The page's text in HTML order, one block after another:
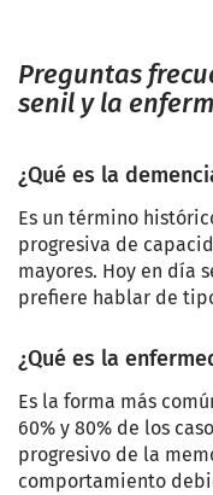
Preguntas
senil y la
¿Qué es la
Es un término
progresiva de
mayores. Hoy en día
prefiere hablar de
¿Qué es la
Es la forma más
60% y 80% de los
progresivo de la
comportamiento